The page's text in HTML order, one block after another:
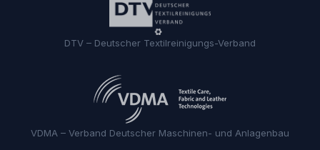
DTV – Deutscher Textilreinigungs-Verband
VDMA – Verband Deutscher Maschinen- und Anlagenbau